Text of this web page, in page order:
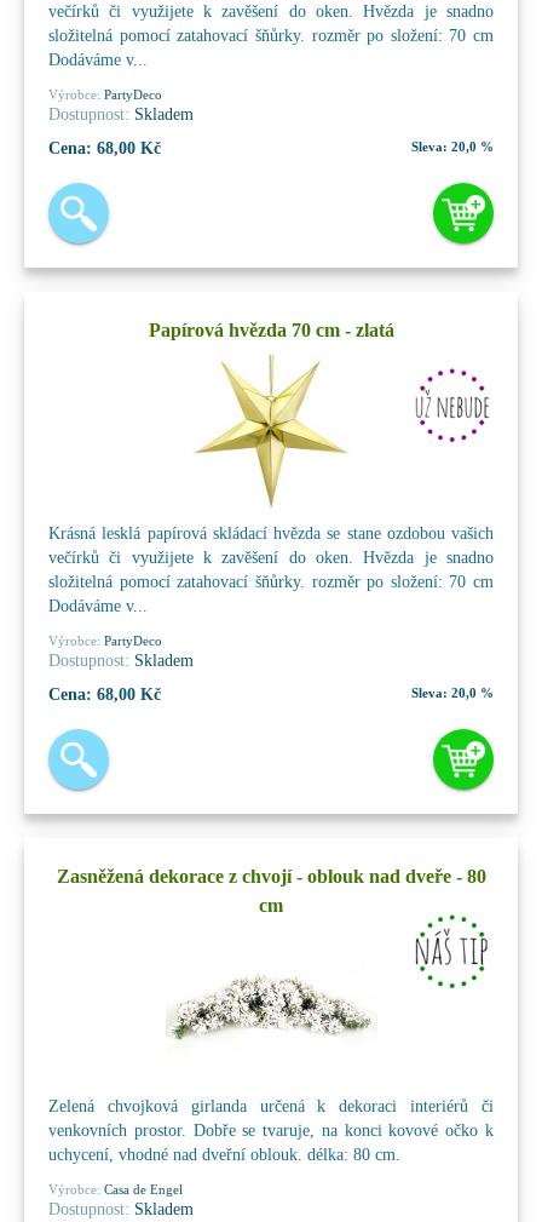
večírků či využijete k zavěšení do oken. Hvězda je snadno
složitelná pomocí zatahovací šňůrky. rozměr po složení: 70 cm
Dodáváme v...
Výrobce: PartyDeco
Dostupnost: Skladem
Cena: 68,00 Kč Sleva: 20,0 %
Papírová hvězda 70 cm - zlatá
Krásná lesklá papírová skládací hvězda se stane ozdobou vašich
večírků či využijete k zavěšení do oken. Hvězda je snadno
složitelná pomocí zatahovací šňůrky. rozměr po složení: 70 cm
Dodáváme v...
Výrobce: PartyDeco
Dostupnost: Skladem
Cena: 68,00 Kč Sleva: 20,0 %
Zasněžená dekorace z chvojí - oblouk nad dveře - 80
cm
Zelená chvojková girlanda určená k dekoraci interiérů či
venkovních prostor. Dobře se tvaruje, na konci kovové očko k
uchycení, vhodné nad dveřní oblouk. délka: 80 cm.
Výrobce: Casa de Engel
Dostupnost: Skladem